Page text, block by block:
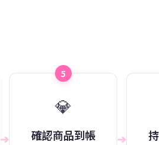
➔
5
💎
確認商品到帳 ➔